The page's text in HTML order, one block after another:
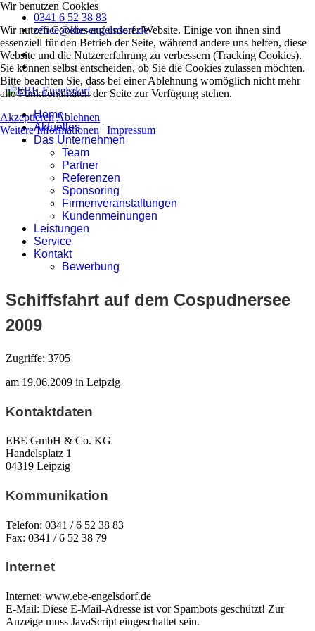
0341 6 52 38 83
office@ebe-engelsdorf.de
Home
Aktuelles
Das Unternehmen
Team
Partner
Referenzen
Sponsoring
Firmenveranstaltungen
Kundenmeinungen
Leistungen
Service
Kontakt
Bewerbung
Schiffsfahrt auf dem Cospudnersee
2009
Zugriffe: 3705
am 19.06.2009 in Leipzig
Kontaktdaten
EBE GmbH & Co. KG
Handelsplatz 1
04319 Leipzig
Kommunikation
Telefon: 0341 / 6 52 38 83
Fax: 0341 / 6 52 38 79
Internet
Internet: www.ebe-engelsdorf.de
E-Mail: Diese E-Mail-Adresse ist vor Spambots geschützt! Zur
Anzeige muss JavaScript eingeschaltet sein.
Wir benutzen Cookies
Wir nutzen Cookies auf unserer Website. Einige von ihnen sind
essenziell für den Betrieb der Seite, während andere uns helfen, diese
Website und die Nutzererfahrung zu verbessern (Tracking Cookies).
Sie können selbst entscheiden, ob Sie die Cookies zulassen möchten.
Bitte beachten Sie, dass bei einer Ablehnung womöglich nicht mehr
alle Funktionalitäten der Seite zur Verfügung stehen.
AkzeptierenAblehnen
Weitere Informationen | Impressum